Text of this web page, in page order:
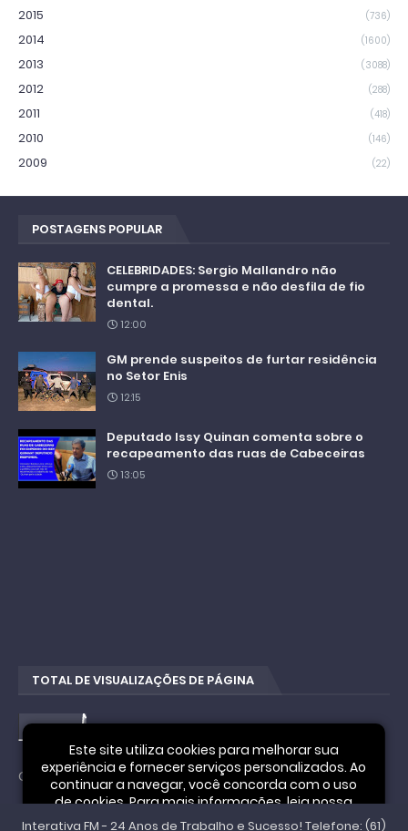
2015 (736)
2014 (1600)
2013 (3088)
2012 (288)
2011 (418)
2010 (146)
2009 (22)
POSTAGENS POPULAR
CELEBRIDADES: Sergio Mallandro não
cumpre a promessa e não desfila de fio
dental.
12:00
GM prende suspeitos de furtar residência
no Setor Enis
12:15
Deputado Issy Quinan comenta sobre o
recapeamento das ruas de Cabeceiras
13:05
TOTAL DE VISUALIZAÇÕES DE PÁGINA
Cookie Notice
Este site utiliza cookies para melhorar sua
experiência e fornecer serviços personalizados. Ao
continuar a navegar, você concorda com o uso
de cookies. Para mais informações, leia nossa
Interativa FM - 24 Anos de Trabalho e Sucesso! Telefone: (61)